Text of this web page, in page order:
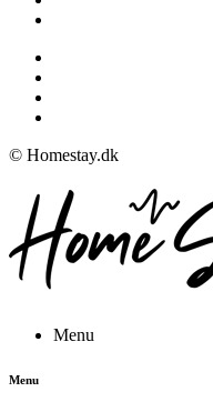
© Homestay.dk
Menu
Menu